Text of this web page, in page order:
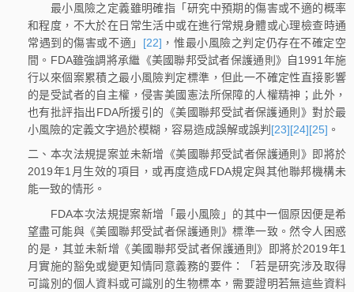
最小風險之定義雖明確指「研究中預期的傷害或不適的概率
和程度，不大於在日常生活中或在進行常規身體或心理檢查時通
常遇到的傷害或不適」 [22] ，惟最小風險之判定仍存在不確定空
間。FDA雖強調將承繼《美國聯邦受試者保護通則》自1991年施
行以來個案累積之最小風險判定標準，但此一不確定性直接影響
的是受試者的自主權，侵害美國憲法所保障的人權精神；此外，
也有批評指出FDA所援引的《美國聯邦受試者保護通則》對於最
小風險的定義文字過於模糊，容易造成誤解或誤判 [23][24][25] 。
二、本次法規提案並未新增《美國聯邦受試者保護通則》即將於
2019年1月生效的項目，或再度造成FDA規定與其他聯邦機構未
能一致的情形。
FDA本次法規提案新增「最小風險」的其中一個原因便是希
望盡可能與《美國聯邦受試者保護通則》標準一致。然令人困惑
的是，其並未新增《美國聯邦受試者保護通則》即將於2019年1
月實施的豁免或變更知情同意義務的要件：「若是研究涉及取得
可識別的個人資料或可識別的生物標本，需要證明若無這些資料